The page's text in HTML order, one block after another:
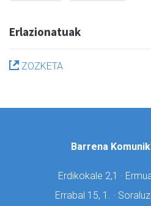
Erlazionatuak
ZOZKETA
Barrena
Erdikokale 2,1 ·
Errabal 15, 1. ·